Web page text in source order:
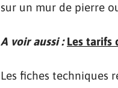
sur un mur de pierre
A voir aussi : Les tarifs
Les fiches techniques